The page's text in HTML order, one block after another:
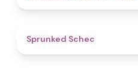
Sprunked Schec